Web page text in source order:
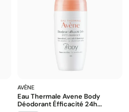
AVÈNE
Eau Thermale Avene Body
Déodorant Éfficacité 24h...